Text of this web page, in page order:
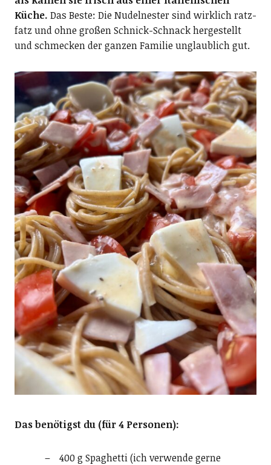
Küche. Das Beste: Die Nudelnester sind wirklich ratz-
fatz und ohne großen Schnick-Schnack hergestellt
und schmecken der ganzen Familie unglaublich gut.
Das benötigst du (für 4 Personen):
400 g Spaghetti (ich verwende gerne